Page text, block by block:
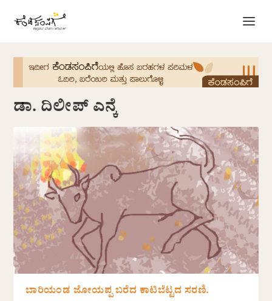
ಡಾ. ದಿಲೀಪ್ ಎನ್ಕೆ
ಬಾರಿಯಂಡ ಜೋಯಪ್ಪ ಬರೆದ ಕಾಟಿಬೆಟ್ಟದ ಸರಣಿ.